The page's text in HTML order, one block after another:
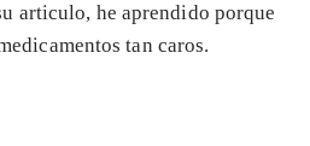
articulo, he aprendido porque
tan caros.